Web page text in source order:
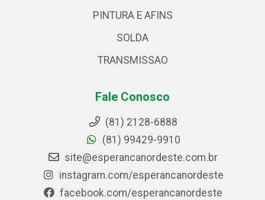
PINTURA E AFINS
SOLDA
TRANSMISSAO
Fale Conosco
(81) 2128-6888
(81) 99429-9910
site@esperancanordeste.com.br
instagram.com/esperancanordeste
facebook.com/esperancanordeste